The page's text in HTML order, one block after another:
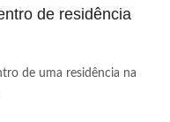
de residência
de uma residência na